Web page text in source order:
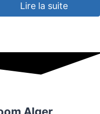
Lire la suite